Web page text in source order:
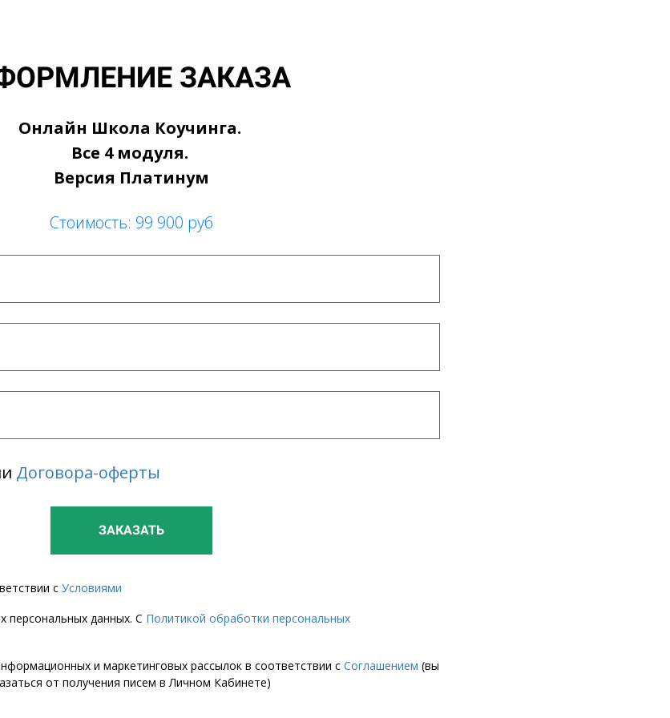
ЗАКАЗА
Онлайн Школа Коучинга.
Все 4 модуля.
Версия Платинум
Стоимость: 99 900 руб
Договора-оферты
ЗАКАЗАТЬ
с Условиями
персональных данных. С Политикой обработки персональных
и маркетинговых рассылок в соответствии с Соглашением (вы
от получения писем в Личном Кабинете)